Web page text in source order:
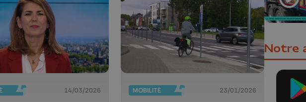
14/03/2026 MOBILITÉ 23/01/2026
Notre